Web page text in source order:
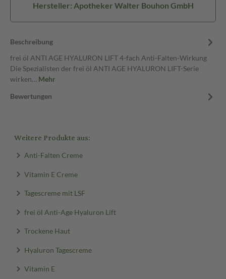
Hersteller: Apotheker Walter Bouhon GmbH
Beschreibung
frei öl ANTI AGE HYALURON LIFT 4-fach Anti-Falten-Wirkung
Die Spezialisten der frei öl ANTI AGE HYALURON LIFT-Serie
wirken… Mehr
Bewertungen
Weitere Produkte aus:
Anti-Falten Creme
Vitamin E Creme
Tagescreme mit LSF
frei öl Anti-Age Hyaluron Lift
Trockene Haut
Hyaluron Tagescreme
Vitamin E